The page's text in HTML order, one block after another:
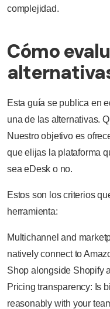
complejidad.
Cómo
Esta guía se publica en
una de las alternativas.
Nuestro objetivo es
que elijas la plataforma
sea eDesk o no.
Estos son los criterios
herramienta:
Multichannel and
natively connect to
Shop alongside Shopify
Pricing transparency: Is
reasonably with your